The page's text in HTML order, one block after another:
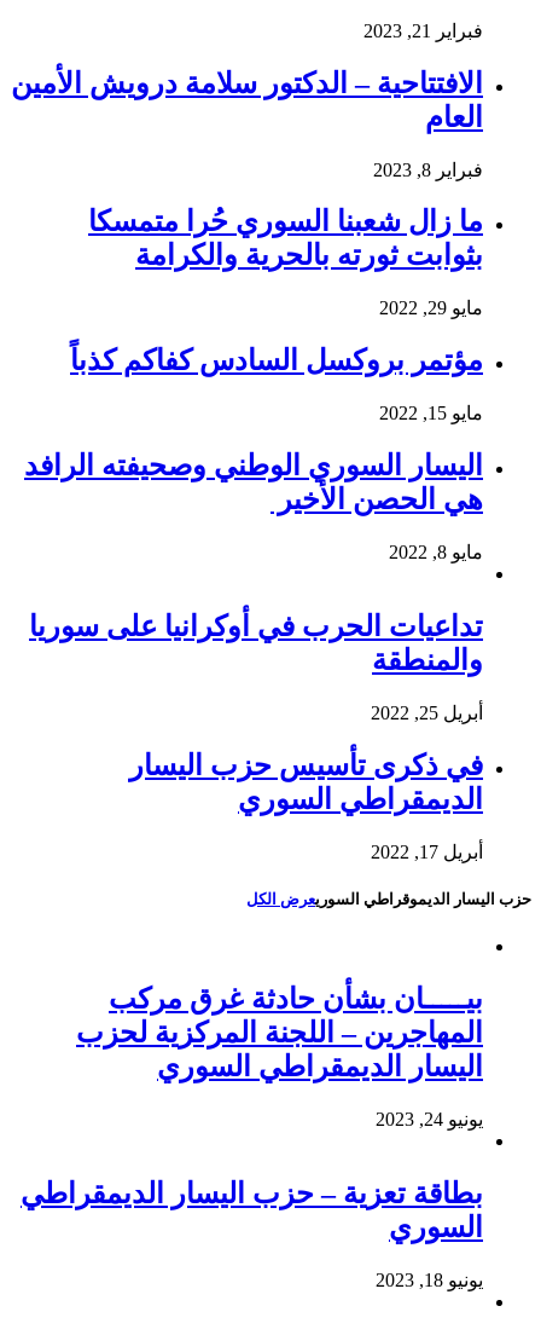
فبراير 21, 2023
الافتتاحية – الدكتور سلامة درويش الأمين
العام
فبراير 8, 2023
ما زال شعبنا السوري حُرا متمسكا
بثوابت ثورته بالحرية والكرامة
مايو 29, 2022
مؤتمر بروكسل السادس كفاكم كذباً
مايو 15, 2022
اليسار السوري الوطني وصحيفته الرافد
هي الحصن الأخير
مايو 8, 2022
تداعيات الحرب في أوكرانيا على سوريا
والمنطقة
أبريل 25, 2022
في ذكرى تأسيس حزب اليسار
الديمقراطي السوري
أبريل 17, 2022
حزب اليسار الديموقراطي السوريعرض الكل
بيـــــان بشأن حادثة غرق مركب
المهاجرين – اللجنة المركزية لحزب
اليسار الديمقراطي السوري
يونيو 24, 2023
بطاقة تعزية – حزب اليسار الديمقراطي
السوري
يونيو 18, 2023